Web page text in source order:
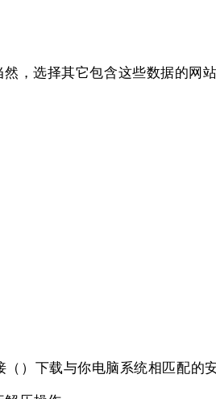
选择其它包含这些数据的网站
下载与你电脑系统相匹配的安